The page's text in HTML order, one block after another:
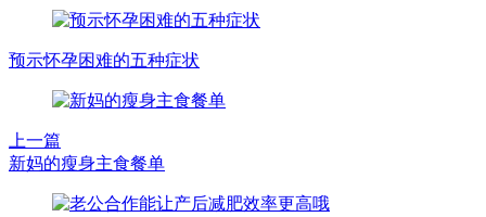
预示怀孕困难的五种症状
上一篇
新妈的瘦身主食餐单